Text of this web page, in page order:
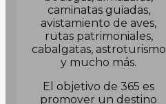
caminatas guiadas,
avistamiento de aves,
rutas patrimoniales,
cabalgatas, astroturismo
y mucho más.
El objetivo de 365 es
promover un destino